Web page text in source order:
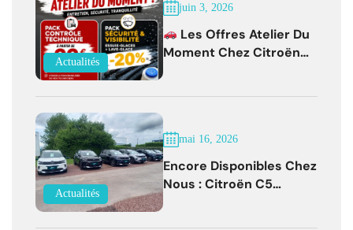
Actualités
juin 3, 2026
Les Offres Atelier Du
Moment Chez Citroën
Actualités
mai 16, 2026
Encore Disponibles Chez
Nous : Citroën C5